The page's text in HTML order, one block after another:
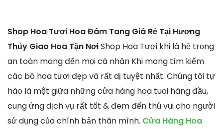
Shop Hoa Tươi Hoa Đám Tang Giá Rẻ Tại Hương
Thủy Giao Hoa Tận NơiShop Hoa Tươi khi là hệ trọng
an toàn mang đến mọi cá nhân Khi mong tìm kiếm
các bó hoa tươi đẹp và rất dị tuyệt nhất. Chúng tôi tự
hào là một giữa những cửa hàng hoa tuoi hàng đầu,
cung ứng dịch vụ rất tốt & đem đến thú vui cho người
sử dụng của chính bản thân mình. Cửa Hàng Hoa